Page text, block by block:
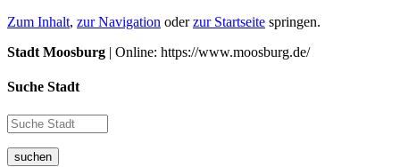
Zum Inhalt, zur Navigation oderzur Startseite springen.
Stadt Moosburg | Online: https://www.moosburg.de/
Suche Stadt
suchen